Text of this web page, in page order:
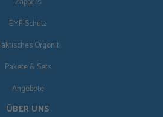
EMF-Schutz
Orgonit
Pakete & Sets
Angebote
ÜBER UNS